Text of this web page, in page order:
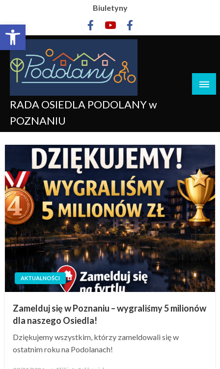
Otwórz pasek narzędzi
Biuletyny
RADA OSIEDLA PODOLANY w
POZNANIU
AKTUALNOŚCI
Zamelduj się w Poznaniu – wygraliśmy 5 milionów
dla naszego Osiedla!
Dziękujemy wszystkim, którzy zameldowali się w
ostatnim roku na Podolanach!